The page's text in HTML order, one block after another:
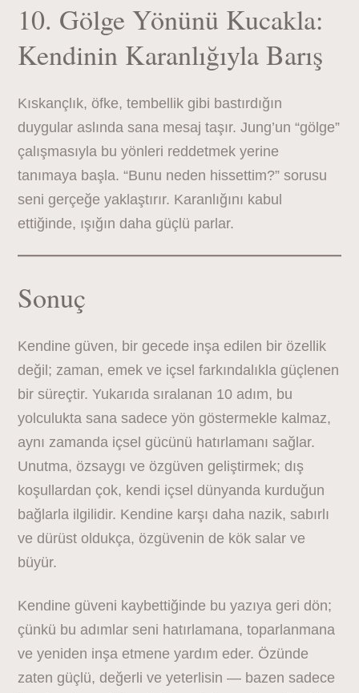
10. Gölge Yönünü Kucakla:
Kendinin Karanlığıyla Barış
Kıskançlık, öfke, tembellik gibi bastırdığın
duygular aslında sana mesaj taşır. Jung’un “gölge”
çalışmasıyla bu yönleri reddetmek yerine
tanımaya başla. “Bunu neden hissettim?” sorusu
seni gerçeğe yaklaştırır. Karanlığını kabul
ettiğinde, ışığın daha güçlü parlar.
Sonuç
Kendine güven, bir gecede inşa edilen bir özellik
değil; zaman, emek ve içsel farkındalıkla güçlenen
bir süreçtir. Yukarıda sıralanan 10 adım, bu
yolculukta sana sadece yön göstermekle kalmaz,
aynı zamanda içsel gücünü hatırlamanı sağlar.
Unutma, özsaygı ve özgüven geliştirmek; dış
koşullardan çok, kendi içsel dünyanda kurduğun
bağlarla ilgilidir. Kendine karşı daha nazik, sabırlı
ve dürüst oldukça, özgüvenin de kök salar ve
büyür.
Kendine güveni kaybettiğinde bu yazıya geri dön;
çünkü bu adımlar seni hatırlamana, toparlanmana
ve yeniden inşa etmene yardım eder. Özünde
zaten güçlü, değerli ve yeterlisin — bazen sadece